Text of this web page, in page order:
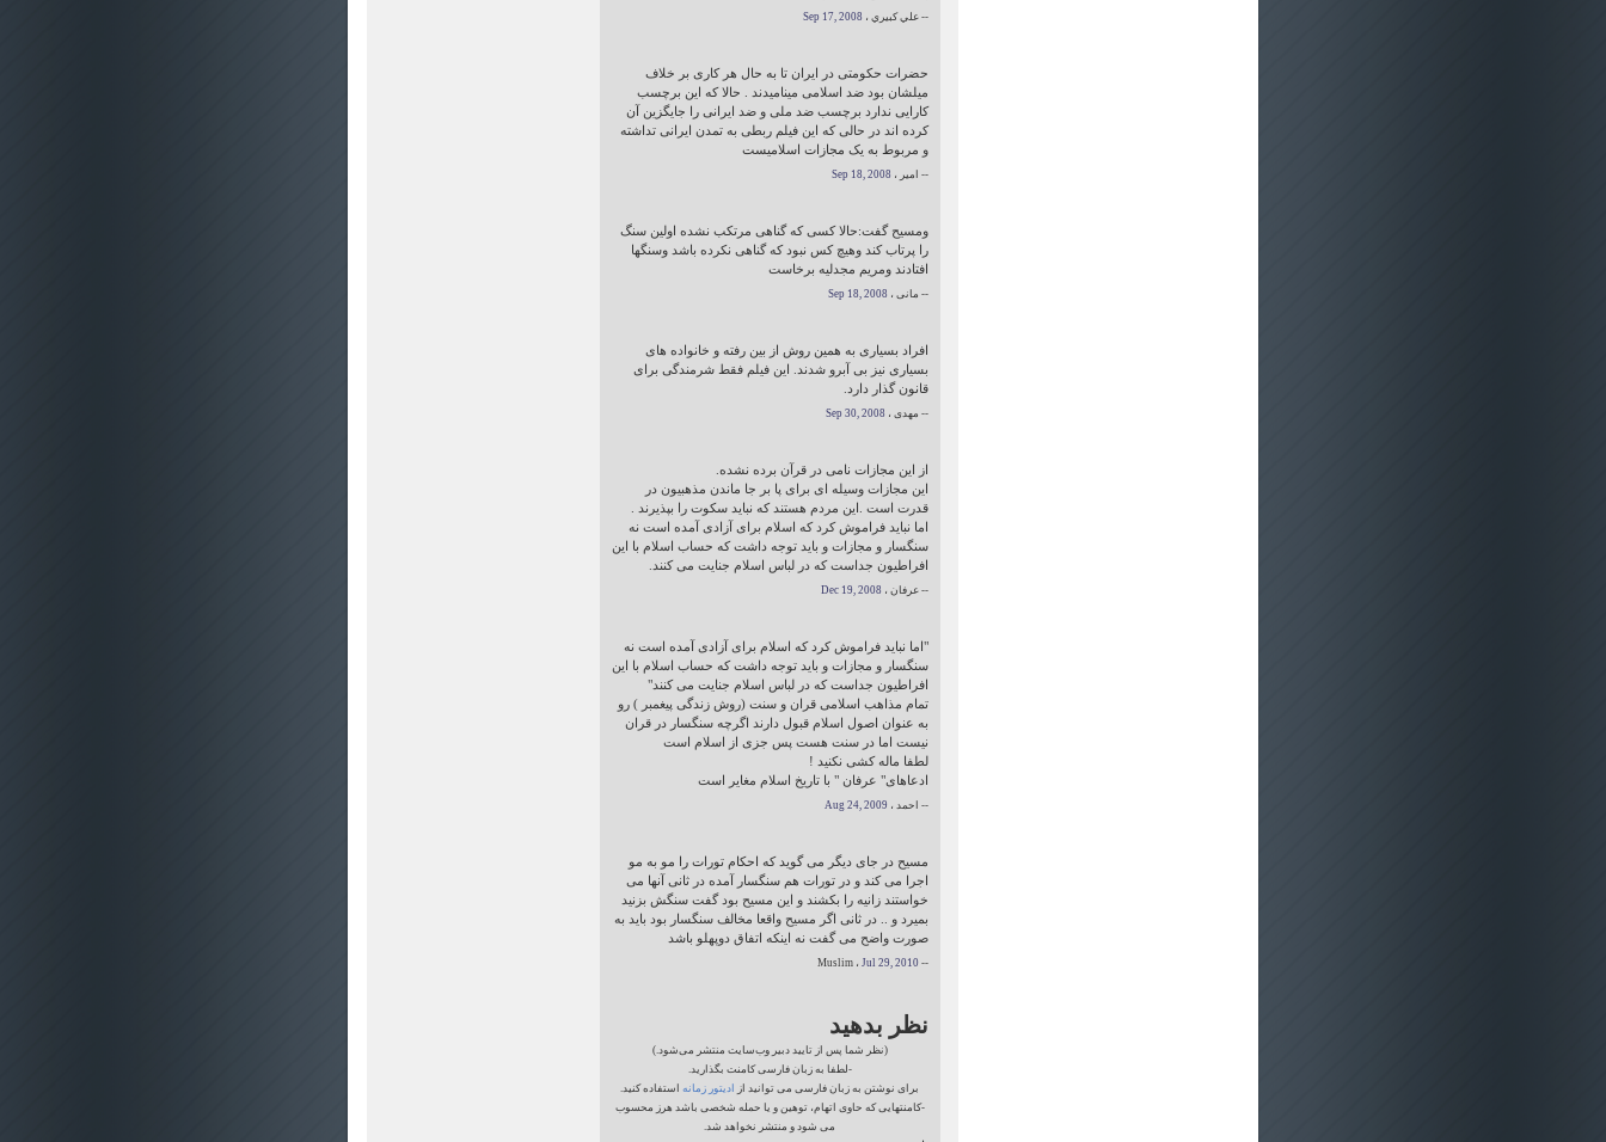
-- علي كبيري ، Sep 17, 2008
حضرات حکومتی در ایران تا به حال هر کاری بر خلاف
میلشان بود ضد اسلامی مینامیدند . حالا که این برچسب
کارایی ندارد برچسب ضد ملی و ضد ایرانی را جایگزین آن
کرده اند در حالی که این فیلم ربطی به تمدن ایرانی تداشته
و مربوط به یک مجازات اسلامیست
-- امیر ، Sep 18, 2008
ومسیح گفت:حالا کسی که گناهی مرتکب نشده اولین سنگ
را پرتاب کند وهیچ کس نبود که گناهی نکرده باشد وسنگها
افتادند ومریم مجدلیه برخاست
-- مانی ، Sep 18, 2008
افراد بسیاری به همین روش از بین رفته و خانواده های
بسیاری نیز بی آبرو شدند. این فیلم فقط شرمندگی برای
قانون گذار دارد.
-- مهدی ، Sep 30, 2008
از این مجازات نامی در قرآن برده نشده.
این مجازات وسیله ای برای پا بر جا ماندن مذهبیون در
قدرت است .این مردم هستند که نباید سکوت را بپذیرند .
اما نباید فراموش کرد که اسلام برای آزادی آمده است نه
سنگسار و مجازات و باید توجه داشت که حساب اسلام با این
افراطیون جداست که در لباس اسلام جنایت می کنند.
-- عرفان ، Dec 19, 2008
"اما نباید فراموش کرد که اسلام برای آزادی آمده است نه
سنگسار و مجازات و باید توجه داشت که حساب اسلام با این
افراطیون جداست که در لباس اسلام جنایت می کنند"
تمام مذاهب اسلامی قران و سنت (روش زندگی پیغمبر ) رو
به عنوان اصول اسلام قبول دارند اگرچه سنگسار در قران
نیست اما در سنت هست پس جزی از اسلام است
لطفا ماله کشی نکنید !
ادعاهای" عرفان " با تاریخ اسلام مغایر است
-- احمد ، Aug 24, 2009
مسیح در جای دیگر می گوید که احکام تورات را مو به مو
اجرا می کند و در تورات هم سنگسار آمده در ثانی آنها می
خواستند زانیه را بکشند و این مسیح بود گفت سنگش بزنید
بمیرد و .. در ثانی اگر مسیح واقعا مخالف سنگسار بود باید به
صورت واضح می گفت نه اینکه اتفاق دوپهلو باشد
-- Muslim ،Jul 29, 2010
نظر بدهید
(نظر شما پس از تایید دبیر وب‌سایت منتشر می‌شود.)
-لطفا به زبان فارسی کامنت بگذارید.
برای نوشتن به زبان فارسی می توانید از
ادیتور زمانه استفاده کنید.
-کامنتهایی که حاوی اتهام، توهین و یا حمله شخصی باشد هرز محسوب
می شود و منتشر نخواهد شد.